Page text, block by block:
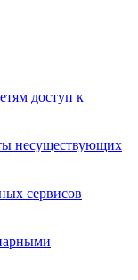
доступ к
несуществующих
сервисов